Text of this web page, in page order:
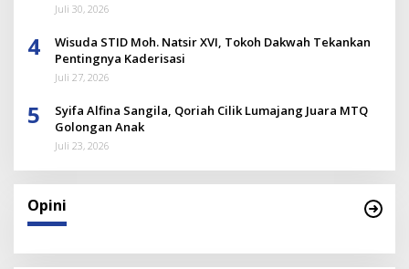
Juli 30, 2026
4
Wisuda STID Moh. Natsir XVI, Tokoh Dakwah Tekankan
Pentingnya Kaderisasi
Juli 27, 2026
5
Syifa Alfina Sangila, Qoriah Cilik Lumajang Juara MTQ
Golongan Anak
Juli 23, 2026
Opini